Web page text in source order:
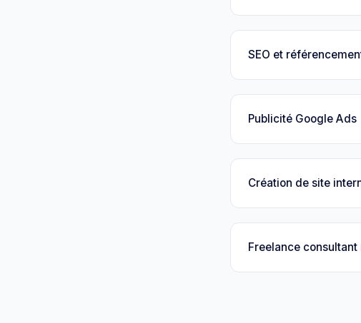
SEO et
Publicité Google Ads
Création de site
Freelance